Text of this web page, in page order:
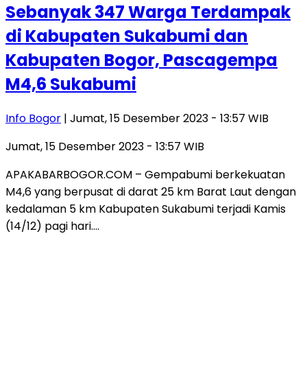
Sebanyak 347 Warga Terdampak
di Kabupaten Sukabumi dan
Kabupaten Bogor, Pascagempa
M4,6 Sukabumi
Info Bogor | Jumat, 15 Desember 2023 - 13:57 WIB
Jumat, 15 Desember 2023 - 13:57 WIB
APAKABARBOGOR.COM – Gempabumi berkekuatan
M4,6 yang berpusat di darat 25 km Barat Laut dengan
kedalaman 5 km Kabupaten Sukabumi terjadi Kamis
(14/12) pagi hari….